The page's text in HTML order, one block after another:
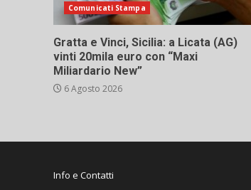
Comunicati Stampa
Gratta e Vinci, Sicilia: a Licata (AG)
vinti 20mila euro con “Maxi
Miliardario New”
6 Agosto 2026
Info e Contatti